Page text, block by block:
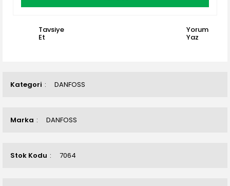
Kategori DANFOSS
Marka DANFOSS
Stok Kodu 7064
Tavsiye
Et
Yorum
Yaz